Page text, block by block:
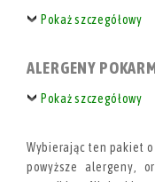
Pokaż szczegółowy
ALERGENY
Pokaż szczegółowy
Wybierając ten pakiet
powyższe alergeny,